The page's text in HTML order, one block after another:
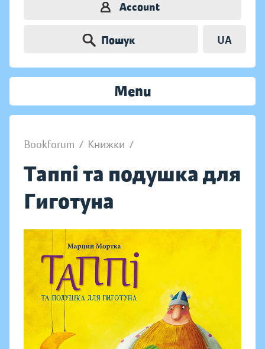
Account
Пошук UA
Menu
Bookforum / Книжки /
Таппі та подушка для
Гиготуна